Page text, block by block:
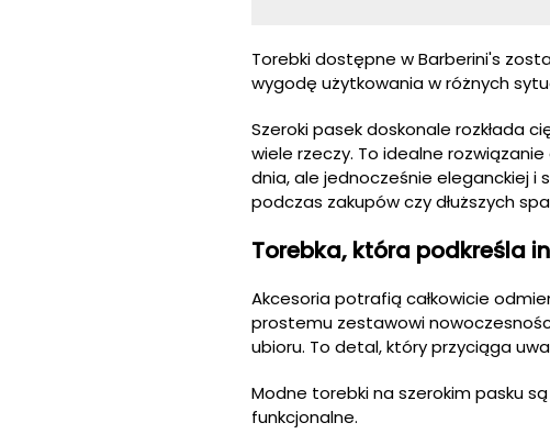
Torebki dostępne w Barberini's
wygodę użytkowania w różnych
Szeroki pasek doskonale rozkłada
wiele rzeczy. To idealne
dnia, ale jednocześnie eleganckiej i
podczas zakupów czy dłuższych
Torebka, która podkreśla
Akcesoria potrafią całkowicie
prostemu zestawowi
ubioru. To detal, który przyciąga
Modne torebki na szerokim pasku
funkcjonalne.